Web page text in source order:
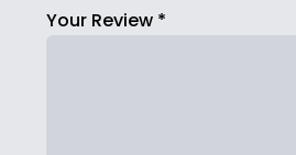
Your Review *